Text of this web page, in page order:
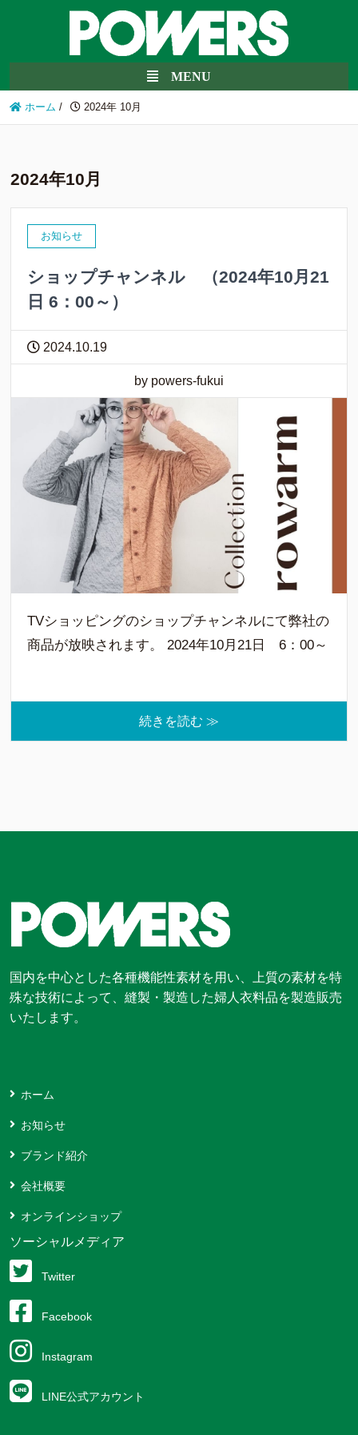
ホーム / 2024年 10月
2024年10月
お知らせ
ショップチャンネル （2024年10月21
日 6：00～）
2024.10.19
by powers-fukui
TVショッピングのショップチャンネルにて弊社の
商品が放映されます。 2024年10月21日 6：00～
続きを読む ≫
国内を中心とした各種機能性素材を用い、上質の素材を特
殊な技術によって、縫製・製造した婦人衣料品を製造販売
いたします。
ホーム
お知らせ
ブランド紹介
会社概要
オンラインショップ
ソーシャルメディア
Twitter
Facebook
Instagram
LINE公式アカウント